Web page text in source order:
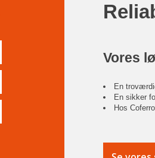
Vores
En
En sikker
Hos